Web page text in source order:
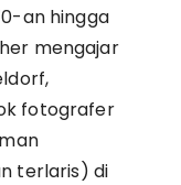
an hingga
mengajar
fotografer
terlaris) di